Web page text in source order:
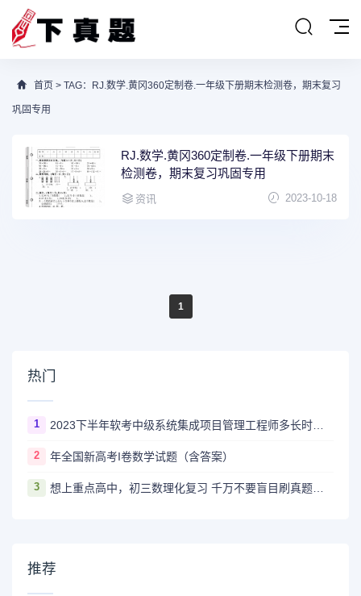
首页 > TAG：RJ.数学.黄冈360定制卷.一年级下册期末检测卷，期末复习
巩固专用
RJ.数学.黄冈360定制卷.一年级下册期末
检测卷，期末复习巩固专用
资讯 2023-10-18
1
热门
1 2023下半年软考中级系统集成项目管理工程师多长时间出成绩
2 年全国新高考I卷数学试题（含答案）
3 想上重点高中，初三数理化复习 千万不要盲目刷真题卷和模拟卷！
推荐